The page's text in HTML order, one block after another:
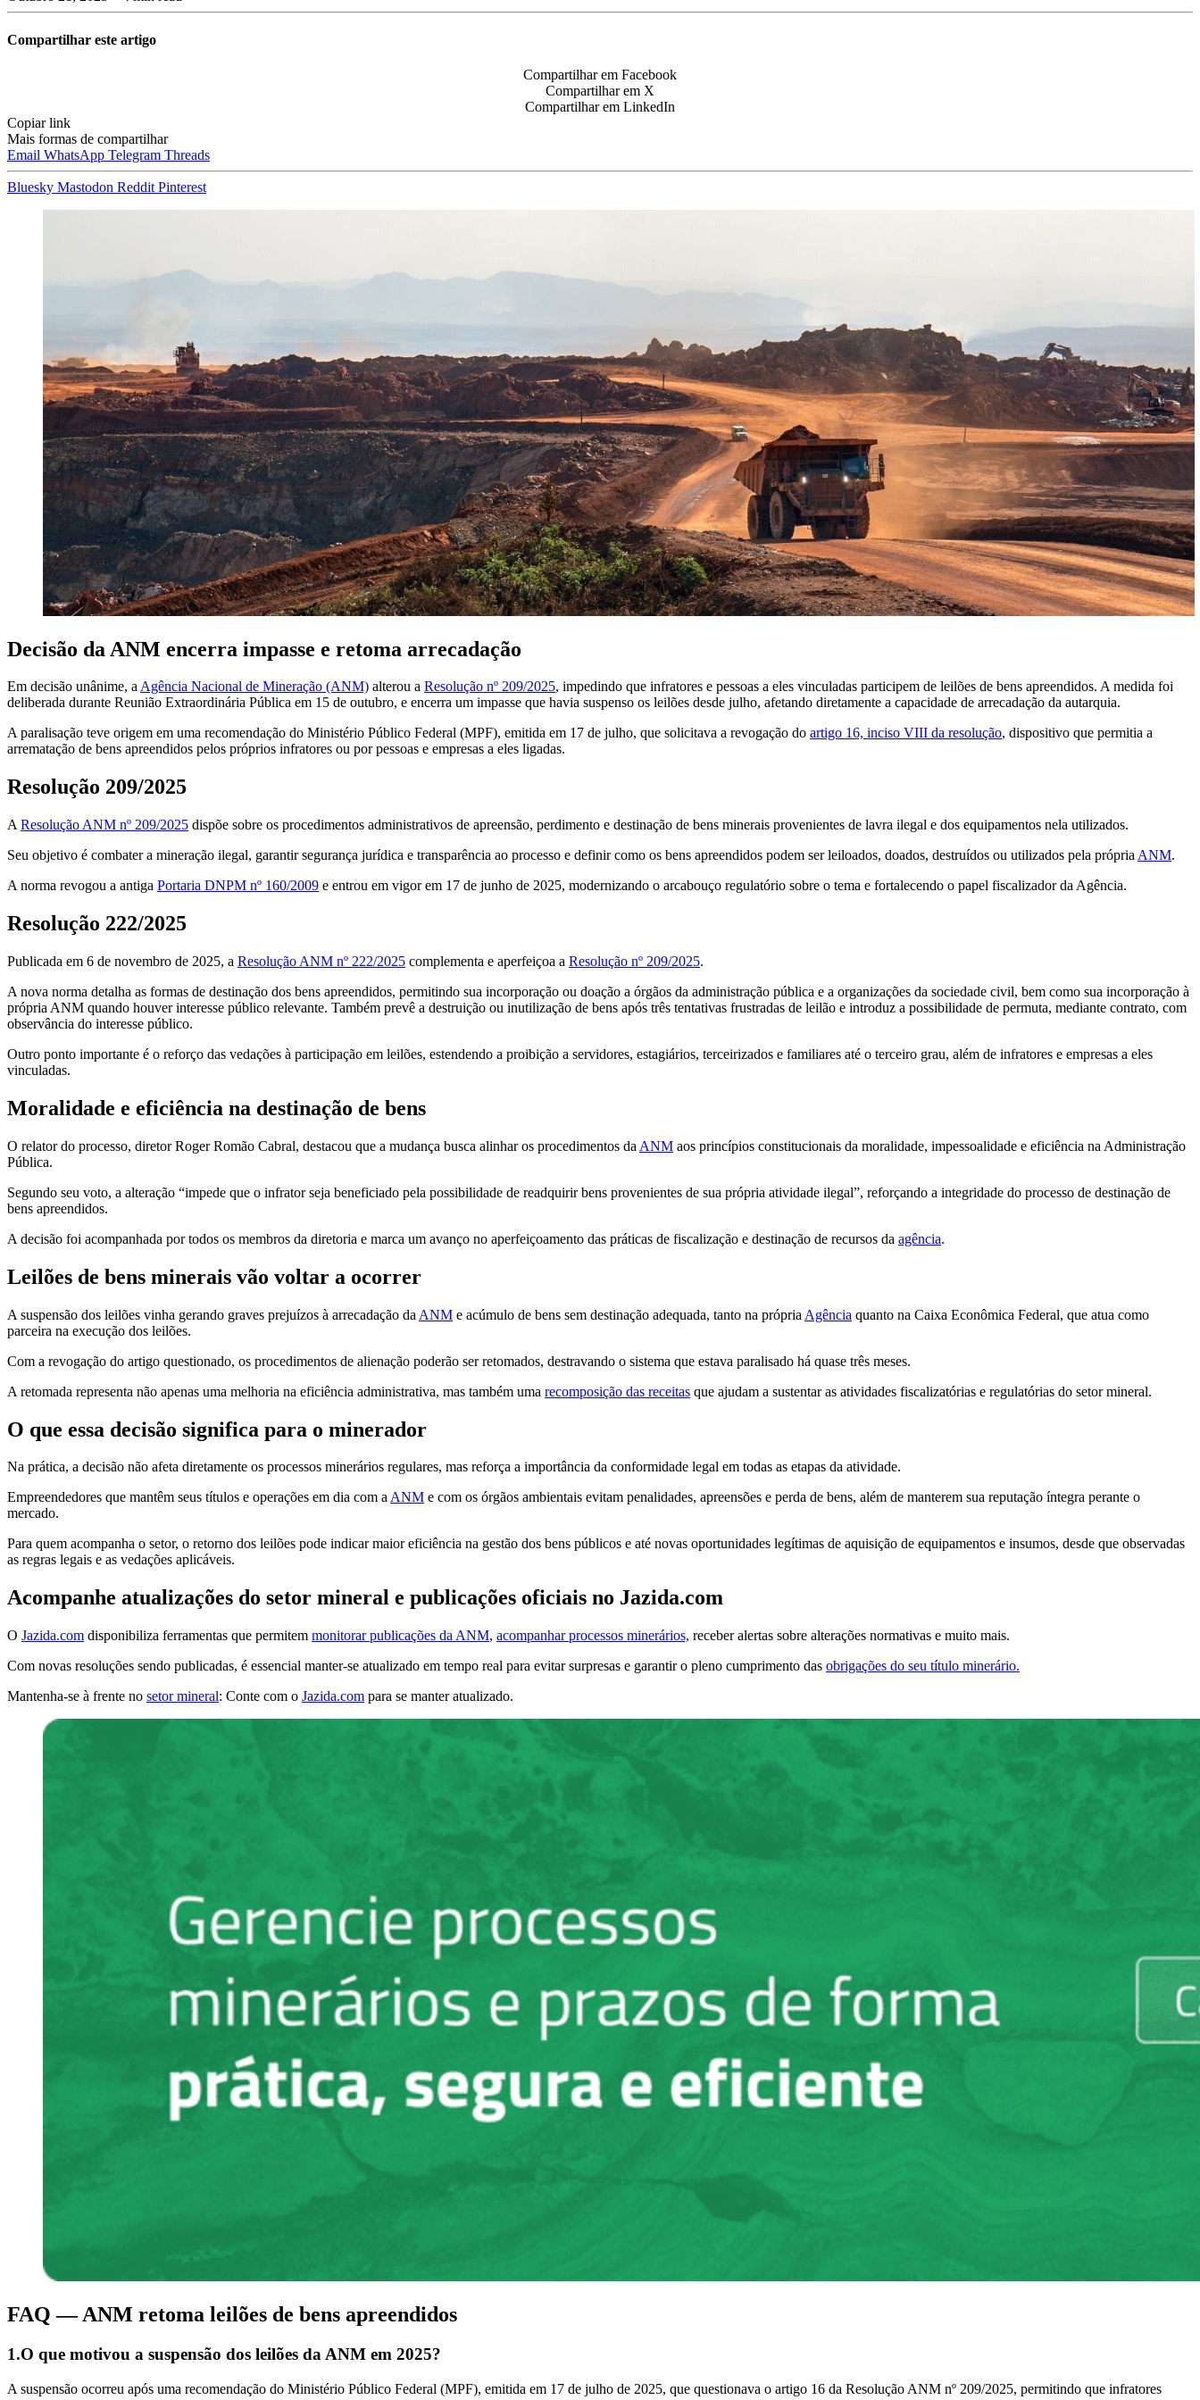
Compartilhar este artigo
Compartilhar em Facebook
Compartilhar em X
Compartilhar em LinkedIn
Copiar link
Mais formas de compartilhar
Email WhatsApp Telegram Threads
Bluesky Mastodon Reddit Pinterest
Decisão da ANM encerra impasse e retoma arrecadação
Em decisão unânime, aAgência Nacional de Mineração (ANM) alterou a Resolução nº 209/2025, impedindo que infratores e pessoas a eles vinculadas participem de leilões de bens apreendidos. A medida foi
deliberada durante Reunião Extraordinária Pública em 15 de outubro, e encerra um impasse que havia suspenso os leilões desde julho, afetando diretamente a capacidade de arrecadação da autarquia.
A paralisação teve origem em uma recomendação do Ministério Público Federal (MPF), emitida em 17 de julho, que solicitava a revogação do artigo 16, inciso VIII da resolução, dispositivo que permitia a
arrematação de bens apreendidos pelos próprios infratores ou por pessoas e empresas a eles ligadas.
Resolução 209/2025
A Resolução ANM nº 209/2025 dispõe sobre os procedimentos administrativos de apreensão, perdimento e destinação de bens minerais provenientes de lavra ilegal e dos equipamentos nela utilizados.
Seu objetivo é combater a mineração ilegal, garantir segurança jurídica e transparência ao processo e definir como os bens apreendidos podem ser leiloados, doados, destruídos ou utilizados pela própria ANM.
A norma revogou a antiga Portaria DNPM nº 160/2009 e entrou em vigor em 17 de junho de 2025, modernizando o arcabouço regulatório sobre o tema e fortalecendo o papel fiscalizador da Agência.
Resolução 222/2025
Publicada em 6 de novembro de 2025, a Resolução ANM nº 222/2025 complementa e aperfeiçoa a Resolução nº 209/2025.
A nova norma detalha as formas de destinação dos bens apreendidos, permitindo sua incorporação ou doação a órgãos da administração pública e a organizações da sociedade civil, bem como sua incorporação à
própria ANM quando houver interesse público relevante. Também prevê a destruição ou inutilização de bens após três tentativas frustradas de leilão e introduz a possibilidade de permuta, mediante contrato, com
observância do interesse público.
Outro ponto importante é o reforço das vedações à participação em leilões, estendendo a proibição a servidores, estagiários, terceirizados e familiares até o terceiro grau, além de infratores e empresas a eles
vinculadas.
Moralidade e eficiência na destinação de bens
O relator do processo, diretor Roger Romão Cabral, destacou que a mudança busca alinhar os procedimentos da ANM aos princípios constitucionais da moralidade, impessoalidade e eficiência na Administração
Pública.
Segundo seu voto, a alteração “impede que o infrator seja beneficiado pela possibilidade de readquirir bens provenientes de sua própria atividade ilegal”, reforçando a integridade do processo de destinação de
bens apreendidos.
A decisão foi acompanhada por todos os membros da diretoria e marca um avanço no aperfeiçoamento das práticas de fiscalização e destinação de recursos da agência.
Leilões de bens minerais vão voltar a ocorrer
A suspensão dos leilões vinha gerando graves prejuízos à arrecadação da ANM e acúmulo de bens sem destinação adequada, tanto na própria Agência quanto na Caixa Econômica Federal, que atua como
parceira na execução dos leilões.
Com a revogação do artigo questionado, os procedimentos de alienação poderão ser retomados, destravando o sistema que estava paralisado há quase três meses.
A retomada representa não apenas uma melhoria na eficiência administrativa, mas também uma recomposição das receitas que ajudam a sustentar as atividades fiscalizatórias e regulatórias do setor mineral.
O que essa decisão significa para o minerador
Na prática, a decisão não afeta diretamente os processos minerários regulares, mas reforça a importância da conformidade legal em todas as etapas da atividade.
Empreendedores que mantêm seus títulos e operações em dia com aANM e com os órgãos ambientais evitam penalidades, apreensões e perda de bens, além de manterem sua reputação íntegra perante o
mercado.
Para quem acompanha o setor, o retorno dos leilões pode indicar maior eficiência na gestão dos bens públicos e até novas oportunidades legítimas de aquisição de equipamentos e insumos, desde que observadas
as regras legais e as vedações aplicáveis.
Acompanhe atualizações do setor mineral e publicações oficiais no Jazida.com
O Jazida.com disponibiliza ferramentas que permitem monitorar publicações da ANM, acompanhar processos minerários, receber alertas sobre alterações normativas e muito mais.
Com novas resoluções sendo publicadas, é essencial manter-se atualizado em tempo real para evitar surpresas e garantir o pleno cumprimento das obrigações do seu título minerário.
Mantenha-se à frente no setor mineral: Conte com o Jazida.com para se manter atualizado.
FAQ — ANM retoma leilões de bens apreendidos
1.O que motivou a suspensão dos leilões da ANM em 2025?
A suspensão ocorreu após uma recomendação do Ministério Público Federal (MPF), emitida em 17 de julho de 2025, que questionava o artigo 16 da Resolução ANM nº 209/2025, permitindo que infratores